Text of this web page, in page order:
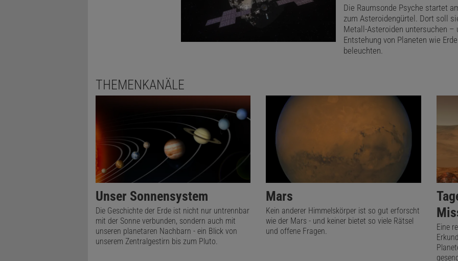
Mittlerweile sind bereits Nahaufnahmen vom Mars eingetroffen, die
nach dem Erreichen des geringsten Abstands zum Planeten
Das zweite Beispiel zeigt den Krater Huygens nahe am Marsäquator,
Durchmesser von 470 Kilometern hat (siehe »Krater Huygens auf dem
Himmelskörpers entsteht. Nach einer Faustregel aus der Artillerie
Impaktor einen Durchmesser von etwa 24 Kilometern gehabt haben;
Explosionskrater ist im Allgemeinen etwa 20-mal so groß wie das
Objekt. Weitere Nahaufnahmen entstanden im Bereich der
und Tiefebenen Syrtis Major und Isidis Planitia. In den nächsten
viele weitere Bilder von der Raumsonde Psyche erwartet – dann
Bilder auftauchen, die den zurückweichenden Mars als weitgehend
beleuchtete Scheibe zeigen.
Die Raumsonde Psyche startet
zum Asteroidengürtel. Dort soll
Metall-Asteroiden untersuchen –
Entstehung von Planeten wie
beleuchten.
THEMENKANÄLE
Unser Sonnensystem
Die Geschichte der Erde ist nicht nur untrennbar
mit der Sonne verbunden, sondern auch mit
unseren planetaren Nachbarn - ein Blick von
unserem Zentralgestirn bis zum Pluto.
Mars
Kein anderer Himmelskörper ist so gut erforscht
wie der Mars - und keiner bietet so viele Rätsel
und offene Fragen.
Eine